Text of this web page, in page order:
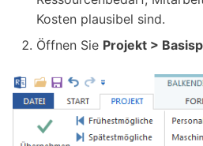
Kosten plausibel sind.
Öffnen Sie Projekt >